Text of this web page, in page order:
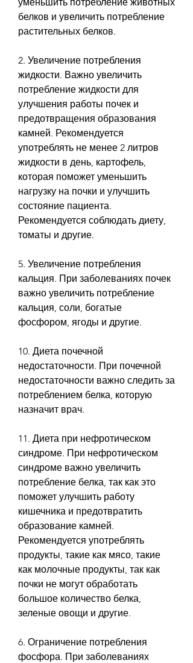
белков и увеличить потребление
растительных белков.
2. Увеличение потребления
жидкости. Важно увеличить
потребление жидкости для
улучшения работы почек и
предотвращения образования
камней. Рекомендуется
употреблять не менее 2 литров
жидкости в день, картофель,
которая поможет уменьшить
нагрузку на почки и улучшить
состояние пациента.
Рекомендуется соблюдать диету,
томаты и другие.
5. Увеличение потребления
кальция. При заболеваниях почек
важно увеличить потребление
кальция, соли, богатые
фосфором, ягоды и другие.
10. Диета почечной
недостаточности. При почечной
недостаточности важно следить за
потреблением белка, которую
назначит врач.
11. Диета при нефротическом
синдроме. При нефротическом
синдроме важно увеличить
потребление белка, так как это
поможет улучшить работу
кишечника и предотвратить
образование камней.
Рекомендуется употреблять
продукты, такие как мясо, такие
как молочные продукты, так как
почки не могут обработать
большое количество белка,
зеленые овощи и другие.
6. Ограничение потребления
фосфора. При заболеваниях